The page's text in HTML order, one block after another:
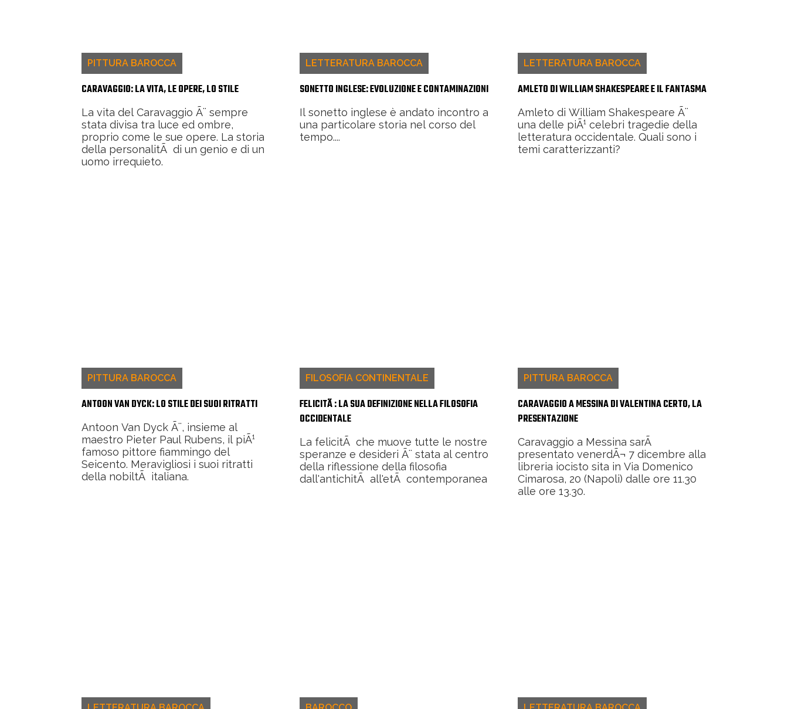
PITTURA BAROCCA
CARAVAGGIO: LA VITA, LE OPERE, LO STILE
La vita del Caravaggio Ã¨ sempre
stata divisa tra luce ed ombre,
proprio come le sue opere. La storia
della personalitÃ di un genio e di un
uomo irrequieto.
LETTERATURA BAROCCA
SONETTO INGLESE: EVOLUZIONE E CONTAMINAZIONI
Il sonetto inglese è andato incontro a
una particolare storia nel corso del
tempo....
LETTERATURA BAROCCA
AMLETO DI WILLIAM SHAKESPEARE E IL FANTASMA
Amleto di William Shakespeare Ã¨
una delle piÃ¹ celebri tragedie della
letteratura occidentale. Quali sono i
temi caratterizzanti?
PITTURA BAROCCA
ANTOON VAN DYCK: LO STILE DEI SUOI RITRATTI
Antoon Van Dyck Ã¨, insieme al
maestro Pieter Paul Rubens, il piÃ¹
famoso pittore fiammingo del
Seicento. Meravigliosi i suoi ritratti
della nobiltÃ italiana.
FILOSOFIA CONTINENTALE
FELICITÃ : LA SUA DEFINIZIONE NELLA FILOSOFIA
OCCIDENTALE
La felicitÃ che muove tutte le nostre
speranze e desideri Ã¨ stata al centro
della riflessione della filosofia
dall'antichitÃ all'etÃ contemporanea
PITTURA BAROCCA
CARAVAGGIO A MESSINA DI VALENTINA CERTO, LA
PRESENTAZIONE
Caravaggio a Messina sarÃ
presentato venerdÃ¬ 7 dicembre alla
libreria iocisto sita in Via Domenico
Cimarosa, 20 (Napoli) dalle ore 11.30
alle ore 13.30.